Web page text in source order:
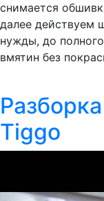
снимается
далее действуем
нужды, до
вмятин без
Tiggo